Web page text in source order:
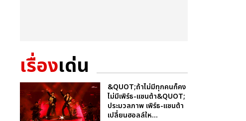
เรื่องเด่น
&QUOT;ถ้าไม่มีทุกคนก็คง
ไม่มีเพิร์ธ-แซนต้า&QUOT;
ประมวลภาพ เพิร์ธ-แซนต้า
เปลี่ยนฮอลล์ให...